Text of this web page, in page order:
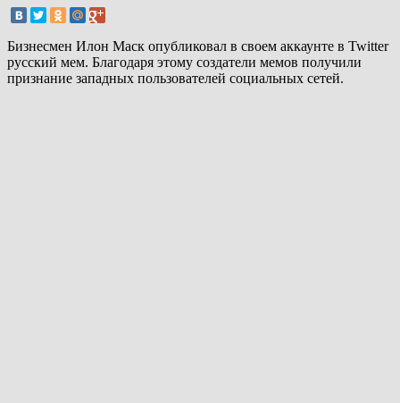
Бизнесмен Илон Маск опубликовал в своем аккаунте в Twitter
русский мем. Благодаря этому создатели мемов получили
признание западных пользователей социальных сетей.